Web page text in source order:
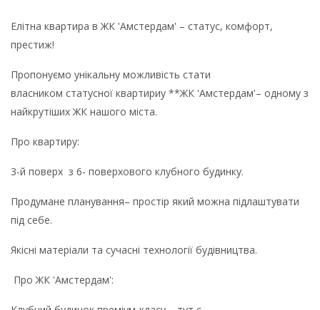
Елітна квартира в ЖК 'Амстердам' – статус, комфорт,
престиж!
Пропонуємо унікальну можливість стати
власником статусної квартириу **ЖК 'Амстердам'– одному з
найкрутіших ЖК нашого міста.
Про квартиру:
3-й поверх з 6- поверхового клубного будинку.
Продумане планування– простір який можна підлаштувати
під себе.
Якісні матеріали та сучасні технології будівництва.
Про ЖК 'Амстердам':